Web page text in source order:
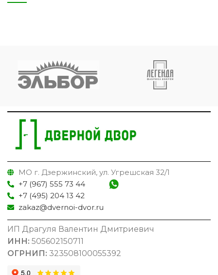
МО г. Дзержинский, ул. Угрешская 32/1
+7 (967) 555 73 44
+7 (495) 204 13 42
zakaz@dvernoi-dvor.ru
ИП Драгуля Валентин Дмитриевич
ИНН: 505602150711
ОГРНИП: 323508100055392